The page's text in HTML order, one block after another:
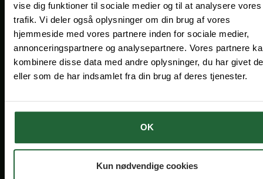
vise dig funktioner til sociale medier og til at analysere vores
trafik. Vi deler også oplysninger om din brug af vores
hjemmeside med vores partnere inden for sociale medier,
annonceringspartnere og analysepartnere. Vores partnere
kombinere disse data med andre oplysninger, du har givet
eller som de har indsamlet fra din brug af deres tjenester.
OK
Kun nødvendige cookies
post@landbrugsmaeglerne.dk